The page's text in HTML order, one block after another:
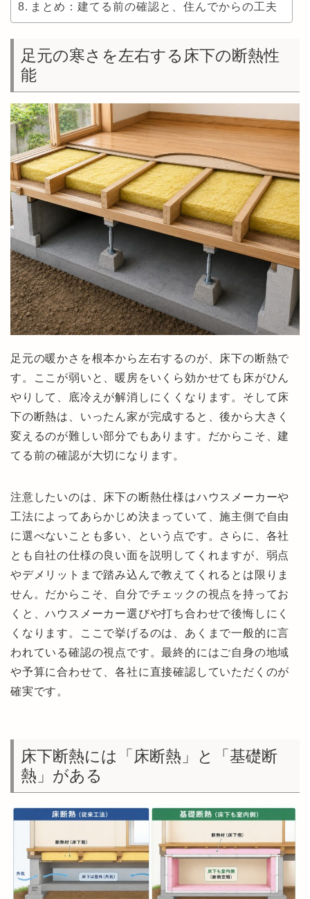
まとめ：建てる前の確認と、住んでからの工夫
足元の寒さを左右する床下の断熱性
能
足元の暖かさを根本から左右するのが、床下の断熱で
す。ここが弱いと、暖房をいくら効かせても床がひん
やりして、底冷えが解消しにくくなります。そして床
下の断熱は、いったん家が完成すると、後から大きく
変えるのが難しい部分でもあります。だからこそ、建
てる前の確認が大切になります。
注意したいのは、床下の断熱仕様はハウスメーカーや
工法によってあらかじめ決まっていて、施主側で自由
に選べないことも多い、という点です。さらに、各社
とも自社の仕様の良い面を説明してくれますが、弱点
やデメリットまで踏み込んで教えてくれるとは限りま
せん。だからこそ、自分でチェックの視点を持ってお
くと、ハウスメーカー選びや打ち合わせで後悔しにく
くなります。ここで挙げるのは、あくまで一般的に言
われている確認の視点です。最終的にはご自身の地域
や予算に合わせて、各社に直接確認していただくのが
確実です。
床下断熱には「床断熱」と「基礎断
熱」がある